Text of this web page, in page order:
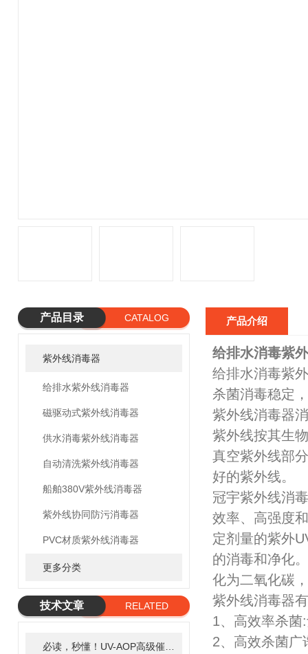
产品目录 CATALOG
紫外线消毒器
给排水紫外线消毒器
磁驱动式紫外线消毒器
供水消毒紫外线消毒器
自动清洗紫外线消毒器
船舶380V紫外线消毒器
紫外线协同防污消毒器
PVC材质紫外线消毒器
更多分类
技术文章
RELATED
产品介绍
给排水消毒紫
给排水消毒紫
杀菌消毒稳定
紫外线消毒器
紫外线按其生
真空紫外线部
好的紫外线。
冠宇紫外线消
效率、高强度
定剂量的紫外
的消毒和净化
化为二氧化碳
紫外线消毒器
1、高效率杀菌
2、高效杀菌广